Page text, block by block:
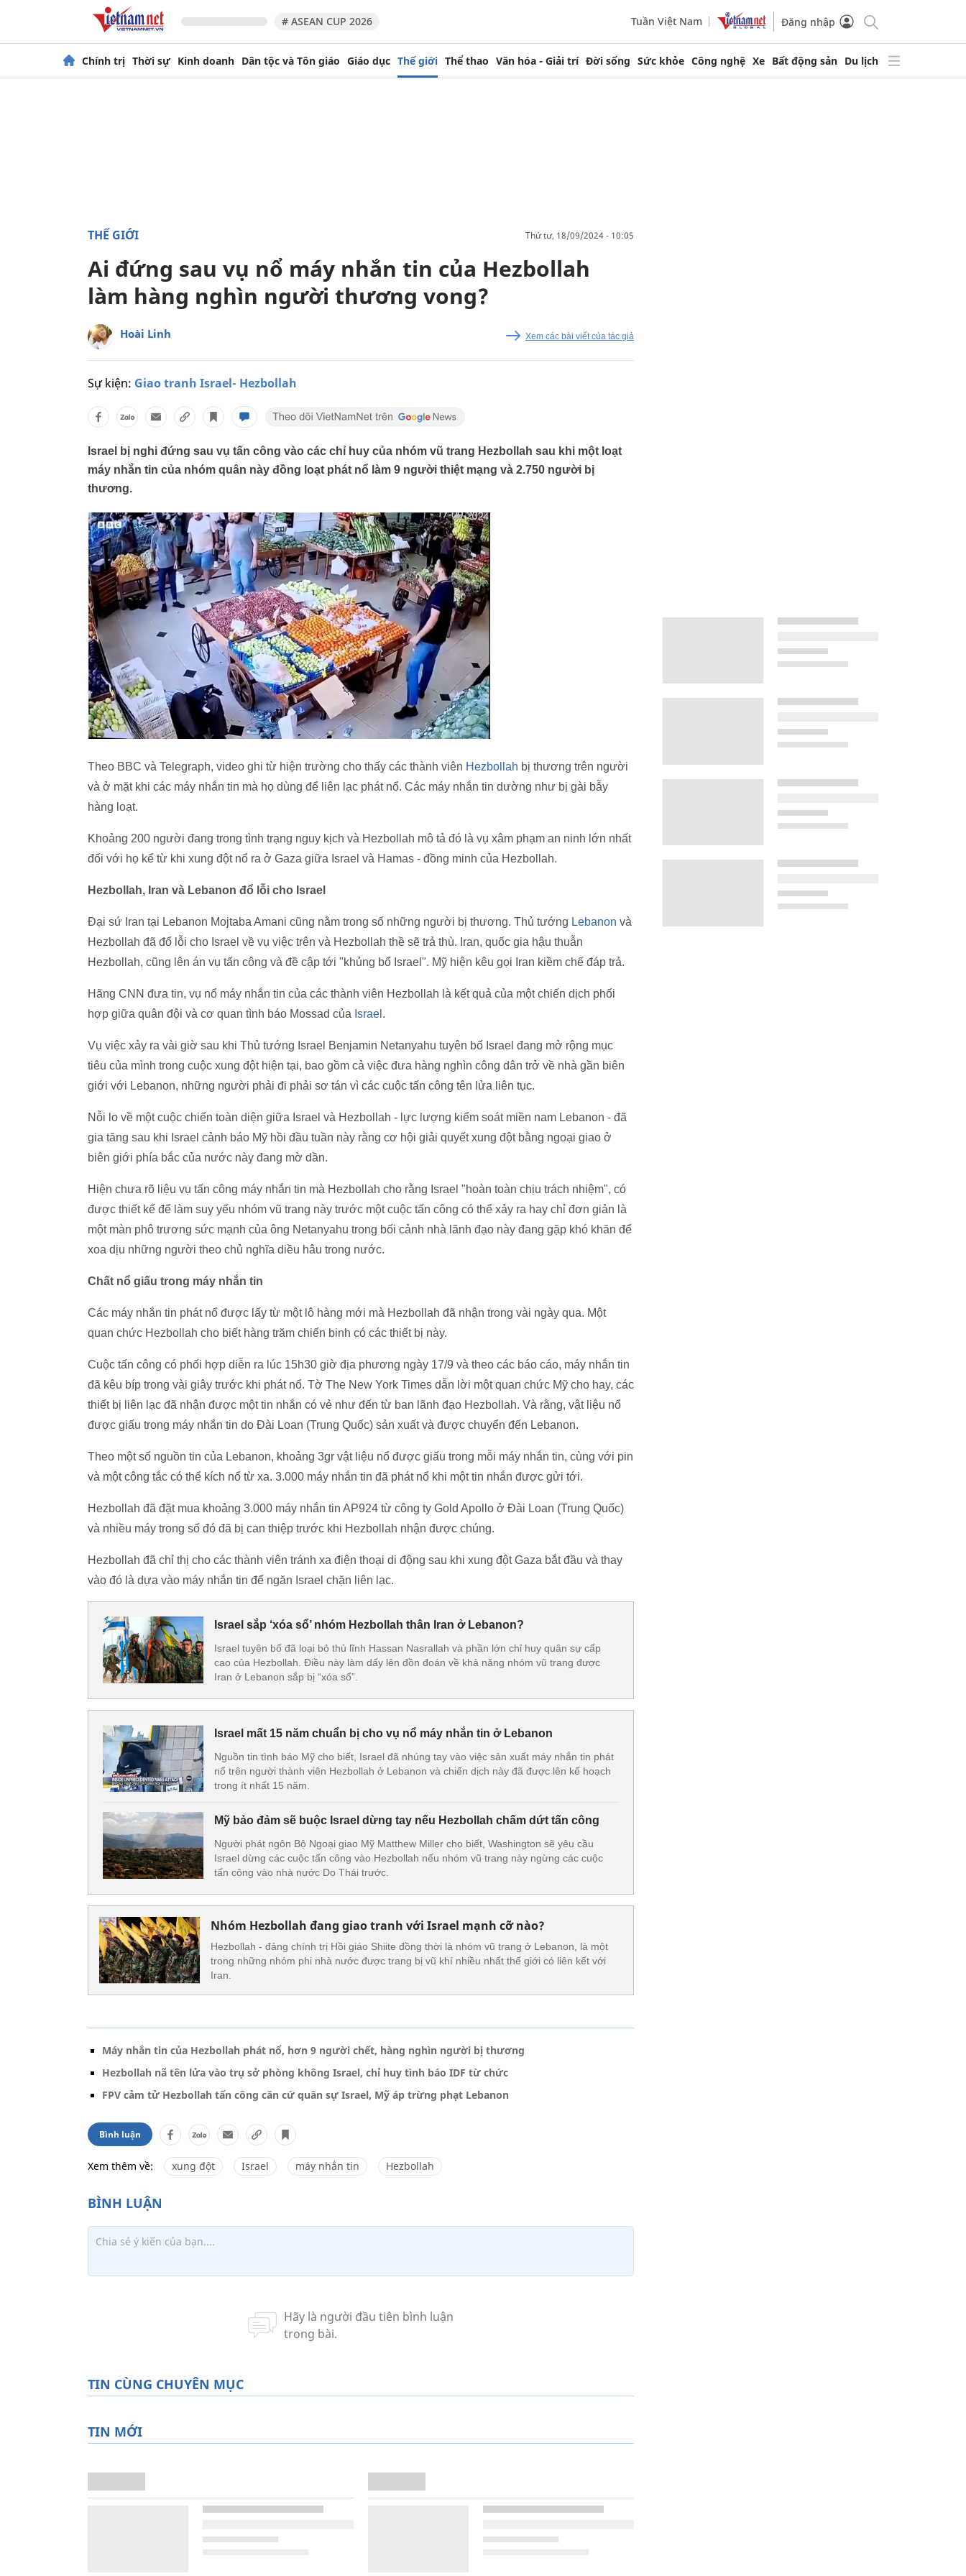
# ASEAN CUP 2026 Tuần Việt Nam Đăng nhập
Chính trị Thời sự Kinh doanh Dân tộc và Tôn giáo Giáo dục Thế giới Thể thao Văn hóa - Giải trí Đời sống Sức khỏe Công nghệ Xe Bất động sản Du lịch
THẾ GIỚI thứ tư, 18/09/2024 - 10:05
Ai đứng sau vụ nổ máy nhắn tin của Hezbollah
làm hàng nghìn người thương vong?
Hoài Linh Xem các bài viết của tác giả
Sự kiện: Giao tranh Israel- Hezbollah
Israel bị nghi đứng sau vụ tấn công vào các chỉ huy của nhóm vũ trang Hezbollah sau khi một loạt
máy nhắn tin của nhóm quân này đồng loạt phát nổ làm 9 người thiệt mạng và 2.750 người bị
thương.
Theo BBC và Telegraph, video ghi từ hiện trường cho thấy các thành viên Hezbollah bị thương trên người
và ở mặt khi các máy nhắn tin mà họ dùng để liên lạc phát nổ. Các máy nhắn tin dường như bị gài bẫy
hàng loạt.
Khoảng 200 người đang trong tình trạng nguy kịch và Hezbollah mô tả đó là vụ xâm phạm an ninh lớn nhất
đối với họ kể từ khi xung đột nổ ra ở Gaza giữa Israel và Hamas - đồng minh của Hezbollah.
Hezbollah, Iran và Lebanon đổ lỗi cho Israel
Đại sứ Iran tại Lebanon Mojtaba Amani cũng nằm trong số những người bị thương. Thủ tướng Lebanon và
Hezbollah đã đổ lỗi cho Israel về vụ việc trên và Hezbollah thề sẽ trả thù. Iran, quốc gia hậu thuẫn
Hezbollah, cũng lên án vụ tấn công và đề cập tới "khủng bố Israel". Mỹ hiện kêu gọi Iran kiềm chế đáp trả.
Hãng CNN đưa tin, vụ nổ máy nhắn tin của các thành viên Hezbollah là kết quả của một chiến dịch phối
hợp giữa quân đội và cơ quan tình báo Mossad của Israel .
Vụ việc xảy ra vài giờ sau khi Thủ tướng Israel Benjamin Netanyahu tuyên bố Israel đang mở rộng mục
tiêu của mình trong cuộc xung đột hiện tại, bao gồm cả việc đưa hàng nghìn công dân trở về nhà gần biên
giới với Lebanon, những người phải đi phải sơ tán vì các cuộc tấn công tên lửa liên tục.
Nỗi lo về một cuộc chiến toàn diện giữa Israel và Hezbollah - lực lượng kiểm soát miền nam Lebanon - đã
gia tăng sau khi Israel cảnh báo Mỹ hồi đầu tuần này rằng cơ hội giải quyết xung đột bằng ngoại giao ở
biên giới phía bắc của nước này đang mờ dần.
Hiện chưa rõ liệu vụ tấn công máy nhắn tin mà Hezbollah cho rằng Israel "hoàn toàn chịu trách nhiệm", có
được thiết kế để làm suy yếu nhóm vũ trang này trước một cuộc tấn công có thể xảy ra hay chỉ đơn giản là
một màn phô trương sức mạnh của ông Netanyahu trong bối cảnh nhà lãnh đạo này đang gặp khó khăn để
xoa dịu những người theo chủ nghĩa diều hâu trong nước.
Chất nổ giấu trong máy nhắn tin
Các máy nhắn tin phát nổ được lấy từ một lô hàng mới mà Hezbollah đã nhận trong vài ngày qua. Một
quan chức Hezbollah cho biết hàng trăm chiến binh có các thiết bị này.
Cuộc tấn công có phối hợp diễn ra lúc 15h30 giờ địa phương ngày 17/9 và theo các báo cáo, máy nhắn tin
đã kêu bíp trong vài giây trước khi phát nổ. Tờ The New York Times dẫn lời một quan chức Mỹ cho hay, các
thiết bị liên lạc đã nhận được một tin nhắn có vẻ như đến từ ban lãnh đạo Hezbollah. Và rằng, vật liệu nổ
được giấu trong máy nhắn tin do Đài Loan (Trung Quốc) sản xuất và được chuyển đến Lebanon.
Theo một số nguồn tin của Lebanon, khoảng 3gr vật liệu nổ được giấu trong mỗi máy nhắn tin, cùng với pin
và một công tắc có thể kích nổ từ xa. 3.000 máy nhắn tin đã phát nổ khi một tin nhắn được gửi tới.
Hezbollah đã đặt mua khoảng 3.000 máy nhắn tin AP924 từ công ty Gold Apollo ở Đài Loan (Trung Quốc)
và nhiều máy trong số đó đã bị can thiệp trước khi Hezbollah nhận được chúng.
Hezbollah đã chỉ thị cho các thành viên tránh xa điện thoại di động sau khi xung đột Gaza bắt đầu và thay
vào đó là dựa vào máy nhắn tin để ngăn Israel chặn liên lạc.
Israel sắp ‘xóa sổ’ nhóm Hezbollah thân Iran ở Lebanon?
Israel tuyên bố đã loại bỏ thủ lĩnh Hassan Nasrallah và phần lớn chỉ huy quân sự cấp
cao của Hezbollah. Điều này làm dấy lên đồn đoán về khả năng nhóm vũ trang được
Iran ở Lebanon sắp bị “xóa sổ”.
Israel mất 15 năm chuẩn bị cho vụ nổ máy nhắn tin ở Lebanon
Nguồn tin tình báo Mỹ cho biết, Israel đã nhúng tay vào việc sản xuất máy nhắn tin phát
nổ trên người thành viên Hezbollah ở Lebanon và chiến dịch này đã được lên kế hoạch
trong ít nhất 15 năm.
Mỹ bảo đảm sẽ buộc Israel dừng tay nếu Hezbollah chấm dứt tấn công
Người phát ngôn Bộ Ngoại giao Mỹ Matthew Miller cho biết, Washington sẽ yêu cầu
Israel dừng các cuộc tấn công vào Hezbollah nếu nhóm vũ trang này ngừng các cuộc
tấn công vào nhà nước Do Thái trước.
Nhóm Hezbollah đang giao tranh với Israel mạnh cỡ nào?
Hezbollah - đảng chính trị Hồi giáo Shiite đồng thời là nhóm vũ trang ở Lebanon, là một
trong những nhóm phi nhà nước được trang bị vũ khí nhiều nhất thế giới có liên kết với
Iran.
Máy nhắn tin của Hezbollah phát nổ, hơn 9 người chết, hàng nghìn người bị thương
Hezbollah nã tên lửa vào trụ sở phòng không Israel, chỉ huy tình báo IDF từ chức
FPV cảm tử Hezbollah tấn công căn cứ quân sự Israel, Mỹ áp trừng phạt Lebanon
Bình luận
Xem thêm về: xung đột Israel máy nhắn tin Hezbollah
TIN CÙNG CHUYÊN MỤC
TIN MỚI